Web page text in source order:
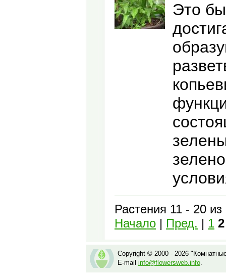
Это
Растения 11 - 20 из
Начало | Пред. | 1 2
Copyright © 2000 - 2026
E-mail info@flowersweb.info.